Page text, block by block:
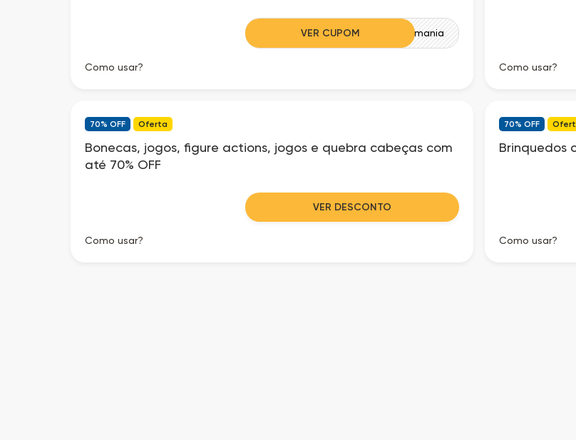
VER CUPOM 7offmania
Como usar? Como usar?
70% OFF Oferta
Bonecas, jogos, figure actions, jogos e quebra cabeças com
até 70% OFF
VER DESCONTO
Como usar?
70% OFF
Brinquedos
Como usar?